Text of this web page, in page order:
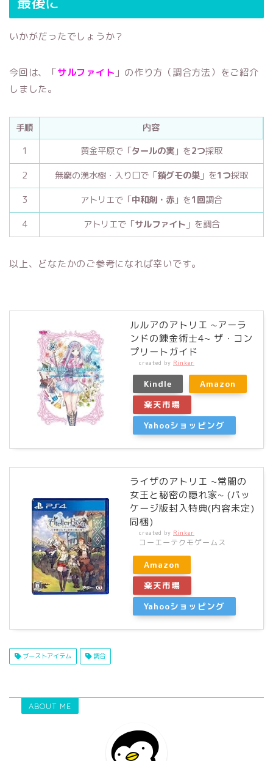
いかがだったでしょうか？
今回は、「サルファイト 」の作り方（調合方法）をご紹介
しました。
手順
内容
1
黄金平原で「タールの実 」を2つ採取
2
無窮の湧水樹・入り口で「鎖グモの巣 」を1つ採取
3
アトリエで「中和剤・赤 」を1回調合
4
アトリエで「サルファイト 」を調合
以上、どなたかのご参考になれば幸いです。
ルルアのアトリエ ~アーラ
ンドの錬金術士4~ ザ・コン
プリートガイド
created by Rinker
Kindle
Amazon
楽天市場
Yahooショッピング
ライザのアトリエ ~常闇の
女王と秘密の隠れ家~ (パッ
ケージ版封入特典(内容未定)
同梱)
created by Rinker
コーエーテクモゲームス
Amazon
楽天市場
Yahooショッピング
ブーストアイテム 調合
ABOUT ME